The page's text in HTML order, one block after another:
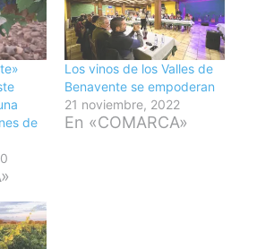
de
Los vinos de los Valles de
Benavente se empoderan
21 noviembre, 2022
En «COMARCA»